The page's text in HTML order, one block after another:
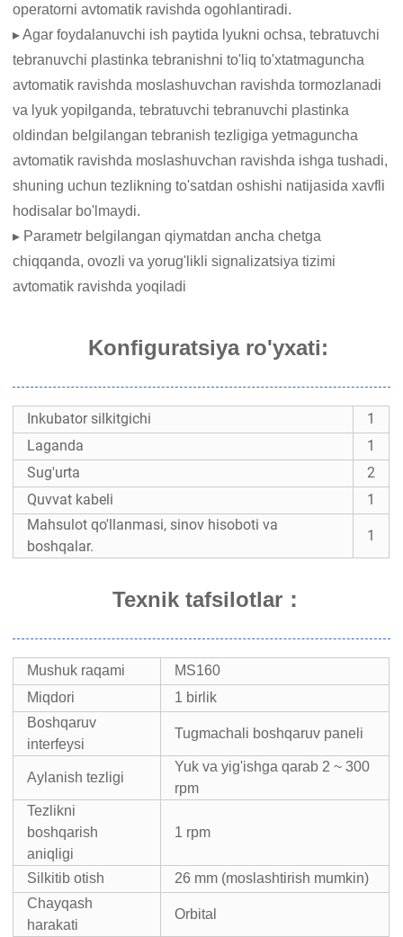
operatorni avtomatik ravishda ogohlantiradi.
▸ Agar foydalanuvchi ish paytida lyukni ochsa, tebratuvchi
tebranuvchi plastinka tebranishni to'liq to'xtatmaguncha
avtomatik ravishda moslashuvchan ravishda tormozlanadi
va lyuk yopilganda, tebratuvchi tebranuvchi plastinka
oldindan belgilangan tebranish tezligiga yetmaguncha
avtomatik ravishda moslashuvchan ravishda ishga tushadi,
shuning uchun tezlikning to'satdan oshishi natijasida xavfli
hodisalar bo'lmaydi.
▸ Parametr belgilangan qiymatdan ancha chetga
chiqqanda, ovozli va yorug'likli signalizatsiya tizimi
avtomatik ravishda yoqiladi
Konfiguratsiya ro'yxati:
Inkubator silkitgichi
1
Laganda
1
Sug'urta
2
Quvvat kabeli
1
Mahsulot qo'llanmasi, sinov hisoboti va
boshqalar.
1
Texnik tafsilotlar ：
Mushuk raqami
MS160
Miqdori
1 birlik
Boshqaruv
interfeysi
Tugmachali boshqaruv paneli
Aylanish tezligi
Yuk va yig'ishga qarab 2 ~ 300
rpm
Tezlikni
boshqarish
aniqligi
1 rpm
Silkitib otish
26 mm (moslashtirish mumkin)
Chayqash
harakati
Orbital